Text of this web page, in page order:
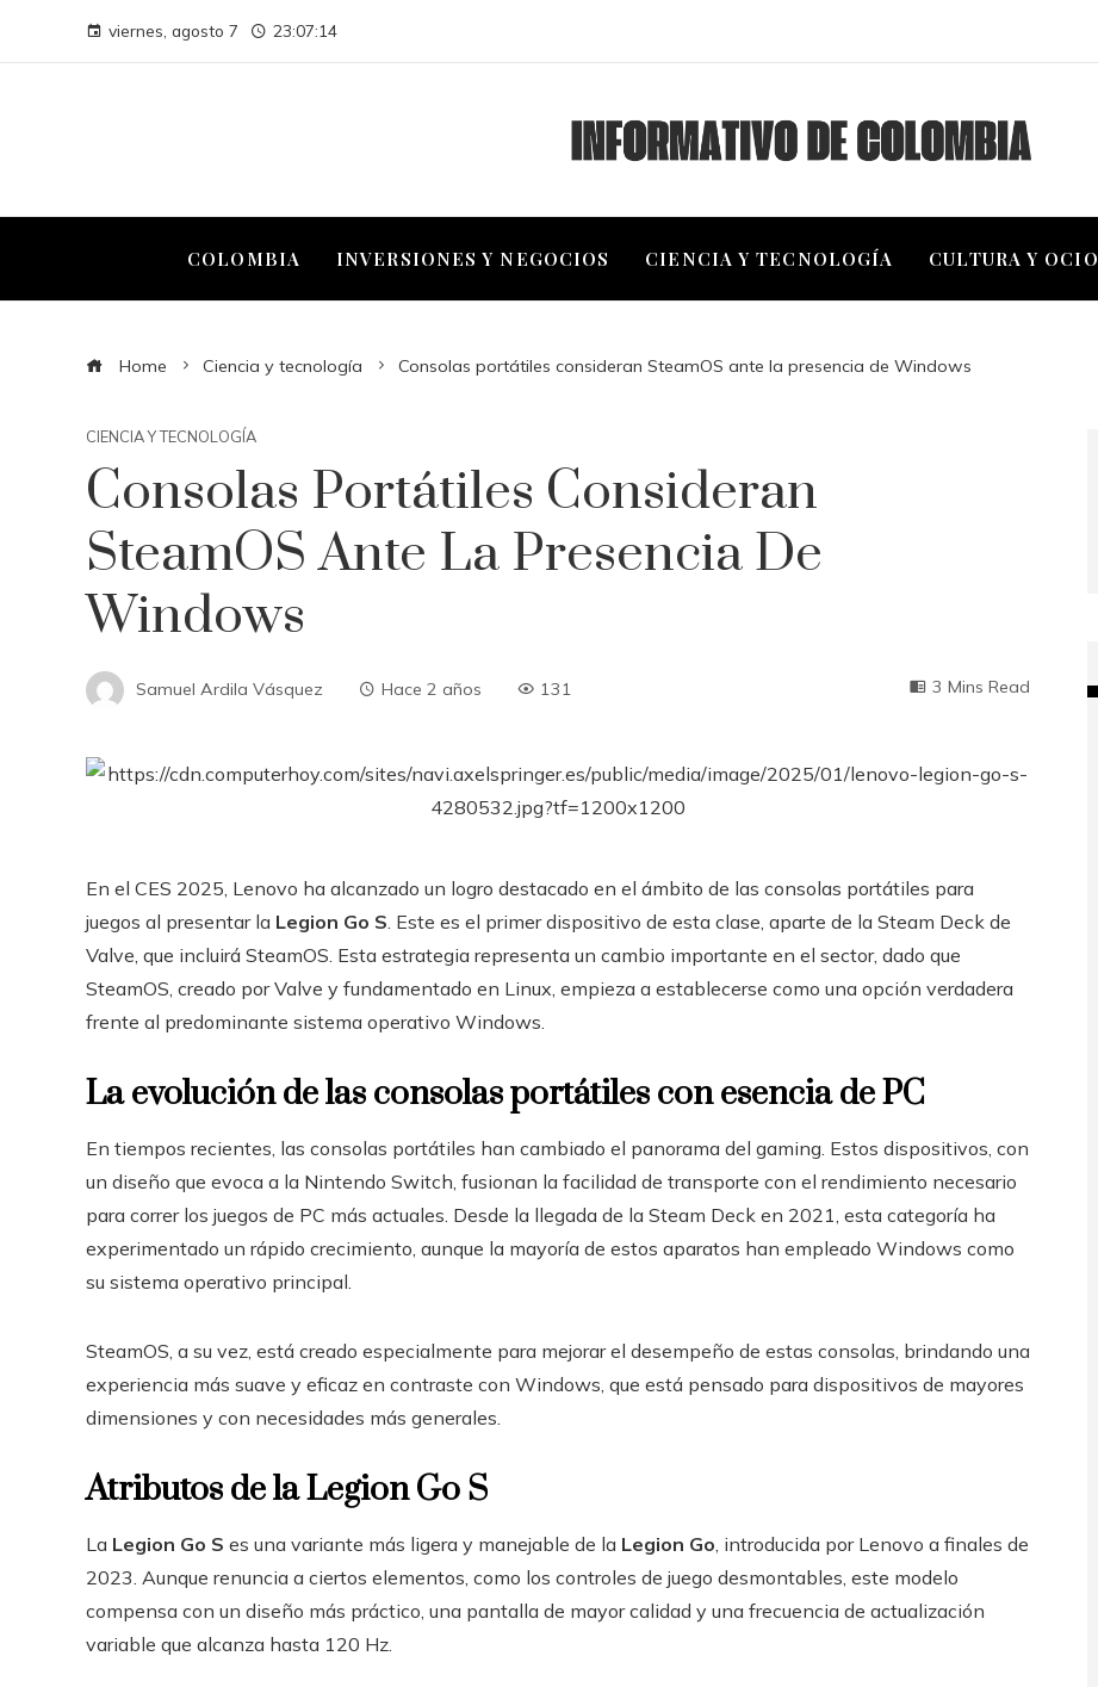
viernes, agosto 7 23:07:15
COLOMBIA INVERSIONES Y NEGOCIOS CIENCIA Y TECNOLOGÍA CULTURA Y OCIO
Home Ciencia y tecnología Consolas portátiles consideran SteamOS ante la presencia de Windows
CIENCIA Y TECNOLOGÍA
Consolas Portátiles Consideran
SteamOS Ante La Presencia De
Windows
Samuel Ardila Vásquez Hace 2 años 131 3 Mins Read
En el CES 2025, Lenovo ha alcanzado un logro destacado en el ámbito de las consolas portátiles para
juegos al presentar la Legion Go S. Este es el primer dispositivo de esta clase, aparte de la Steam Deck de
Valve, que incluirá SteamOS. Esta estrategia representa un cambio importante en el sector, dado que
SteamOS, creado por Valve y fundamentado en Linux, empieza a establecerse como una opción verdadera
frente al predominante sistema operativo Windows.
La evolución de las consolas portátiles con esencia de PC
En tiempos recientes, las consolas portátiles han cambiado el panorama del gaming. Estos dispositivos, con
un diseño que evoca a la Nintendo Switch, fusionan la facilidad de transporte con el rendimiento necesario
para correr los juegos de PC más actuales. Desde la llegada de la Steam Deck en 2021, esta categoría ha
experimentado un rápido crecimiento, aunque la mayoría de estos aparatos han empleado Windows como
su sistema operativo principal.
SteamOS, a su vez, está creado especialmente para mejorar el desempeño de estas consolas, brindando una
experiencia más suave y eficaz en contraste con Windows, que está pensado para dispositivos de mayores
dimensiones y con necesidades más generales.
Atributos de la Legion Go S
La Legion Go S es una variante más ligera y manejable de la Legion Go, introducida por Lenovo a finales de
2023. Aunque renuncia a ciertos elementos, como los controles de juego desmontables, este modelo
compensa con un diseño más práctico, una pantalla de mayor calidad y una frecuencia de actualización
variable que alcanza hasta 120 Hz.